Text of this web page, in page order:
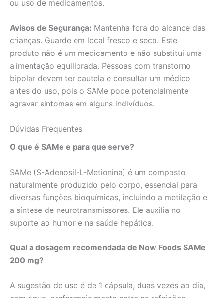
ou uso de medicamentos.
Avisos de Segurança: Mantenha fora do alcance das
crianças. Guarde em local fresco e seco. Este
produto não é um medicamento e não substitui uma
alimentação equilibrada. Pessoas com transtorno
bipolar devem ter cautela e consultar um médico
antes do uso, pois o SAMe pode potencialmente
agravar sintomas em alguns indivíduos.
Dúvidas Frequentes
O que é SAMe e para que serve?
SAMe (S-Adenosil-L-Metionina) é um composto
naturalmente produzido pelo corpo, essencial para
diversas funções bioquímicas, incluindo a metilação e
a síntese de neurotransmissores. Ele auxilia no
suporte ao humor e na saúde hepática.
Qual a dosagem recomendada de Now Foods SAMe
200 mg?
A sugestão de uso é de 1 cápsula, duas vezes ao dia,